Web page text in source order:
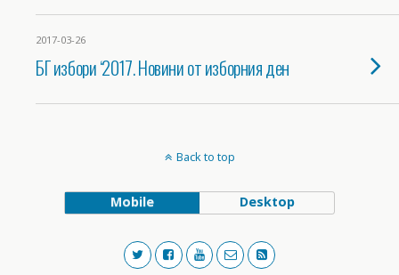
2017-03-26
БГ избори ‘2017. Новини от изборния ден
Back to top
Mobile Desktop